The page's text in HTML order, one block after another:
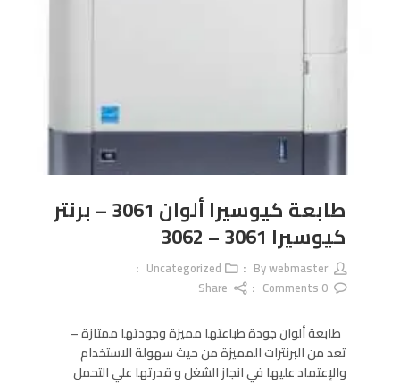
طابعة كيوسيرا ألوان 3061 – برنتر
كيوسيرا 3061 – 3062
By
webmaster
Uncategorized
0
Share
طابعة ألوان جودة طباعتها مميزة وجودتها ممتازة –
تعد من البرنترات المميزة من حيث سهولة الاستخدام
والإعتماد عليها في انجاز الشغل و قدرتها علي التحمل